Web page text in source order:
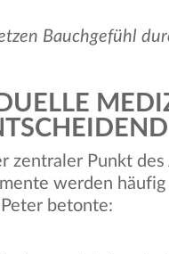
Bauchgefühl
zentraler Punkt
werden
betonte: